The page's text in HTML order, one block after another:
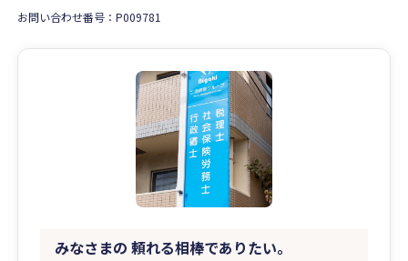
お問い合わせ番号：P009781
みなさまの 頼れる相棒でありたい。